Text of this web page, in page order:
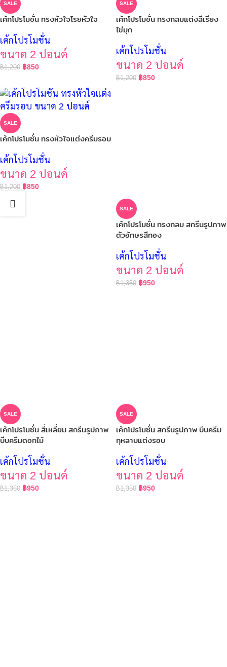
SALE
เค้กโปรโมชั่น ทรงหัวใจโรยหัวใจ
เค้กโปรโมชั่น
ขนาด 2 ปอนด์
฿1,200 ฿850
SALE
เค้กโปรโมชั่น ทรงกลมแต่งสีเรียง
ไข่มุก
เค้กโปรโมชั่น
ขนาด 2 ปอนด์
฿1,200 ฿850
SALE
เค้กโปรโมชั่น ทรงหัวใจแต่งครีมรอบ
เค้กโปรโมชั่น
ขนาด 2 ปอนด์
฿1,200 ฿850
SALE
เค้กโปรโมชั่น ทรงกลม สกรีนรูปภาพ
ตัวอักษรสีทอง
เค้กโปรโมชั่น
ขนาด 2 ปอนด์
฿1,350 ฿950
SALE
เค้กโปรโมชั่น สี่เหลี่ยม สกรีนรูปภาพ
บีบครีมดอกไม้
เค้กโปรโมชั่น
ขนาด 2 ปอนด์
฿1,350 ฿950
SALE
เค้กโปรโมชั่น สกรีนรูปภาพ บีบครีม
กุหลาบแต่งรอบ
เค้กโปรโมชั่น
ขนาด 2 ปอนด์
฿1,350 ฿950